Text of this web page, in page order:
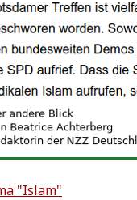
"Islam"